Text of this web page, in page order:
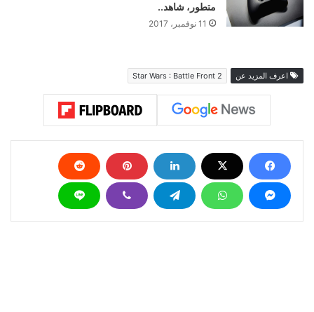
متطور، شاهد..
11 نوفمبر، 2017
اعرف المزيد عن Star Wars : Battle Front 2